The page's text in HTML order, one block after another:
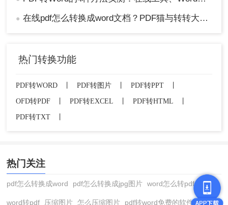
● 在线pdf怎么转换成word文档？PDF猫与转转大师2种在线工具使用指南与功能对比！
热门转换功能
PDF转WORD PDF转图片 PDF转PPT
OFD转PDF
PDF转EXCEL PDF转HTML
PDF转TXT
热门关注
pdf怎么转换成word pdf怎么转换成jpg图片 word怎么转pdf
word转pdf 压缩图片 怎么压缩图片 pdf转word免费的软件